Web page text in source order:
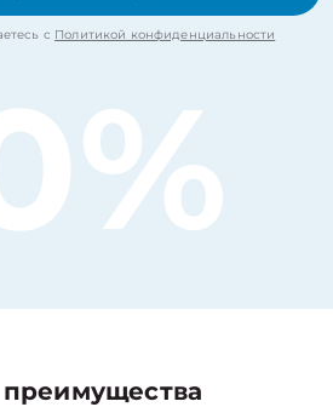
с Политикой конфиденциальности